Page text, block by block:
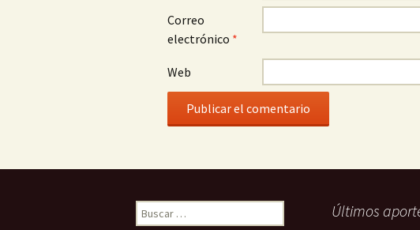
Correo
electrónico *
Web
Buscar: Últimos